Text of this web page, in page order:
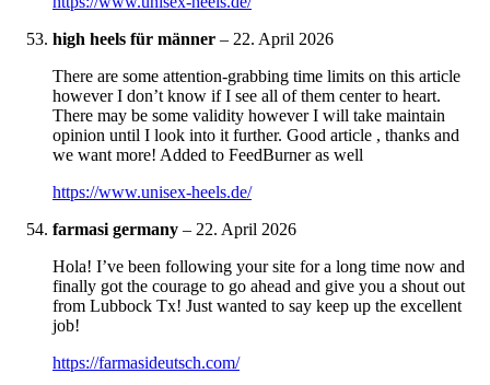
high heels für männer – 22. April 2026
There are some attention-grabbing time limits on this article
however I don’t know if I see all of them center to heart.
There may be some validity however I will take maintain
opinion until I look into it further. Good article , thanks and
we want more! Added to FeedBurner as well
https://www.unisex-heels.de/
farmasi germany – 22. April 2026
Hola! I’ve been following your site for a long time now and
finally got the courage to go ahead and give you a shout out
from Lubbock Tx! Just wanted to say keep up the excellent
job!
https://farmasideutsch.com/